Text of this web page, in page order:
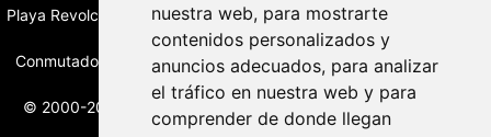
nuestra web, para mostrarte
contenidos personalizados y
anuncios adecuados, para analizar
el tráfico en nuestra web y para
comprender de donde llegan
Playa Revolcadero 222 Col. Reforma Iztaccihuatl Norte C.P. 08810
CIUDAD DE MEXICO
Conmutador CIUDAD DE MEXICO (+52) 555 740 4476, 555 740
© 2000-2026 BURO DE MERCADOTECNIA DEL CENTRO, S.A.
Todos los derechos reservados